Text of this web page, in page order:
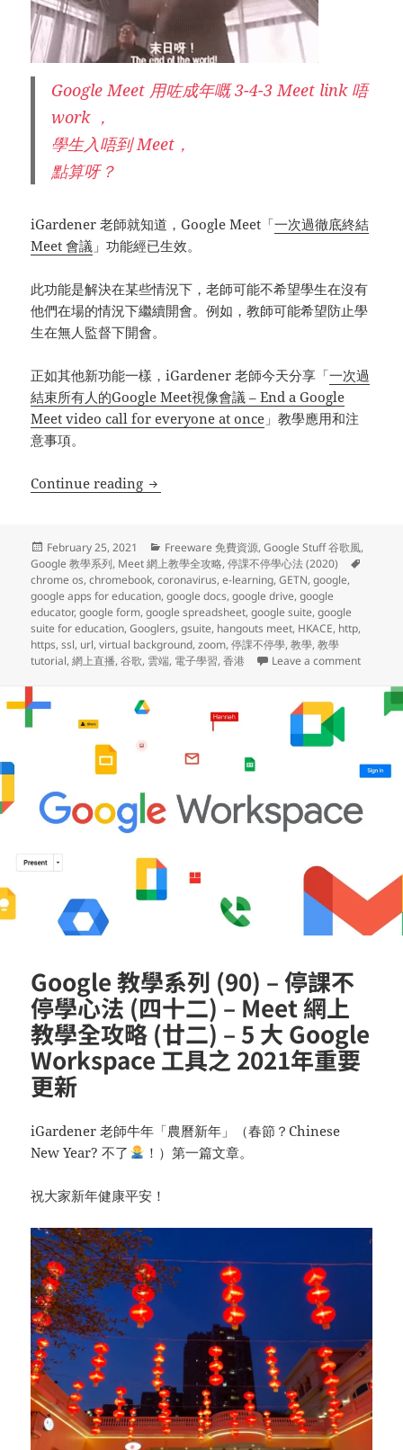
Google Meet 用咗成年嘅 3-4-3 Meet link 唔
work ，
學生入唔到 Meet，
點算呀？
iGardener 老師就知道，Google Meet「一次過徹底終結
Meet 會議 」功能經已生效。
此功能是解決在某些情況下，老師可能不希望學生在沒有
他們在場的情況下繼續開會。例如，教師可能希望防止學
生在無人監督下開會。
正如其他新功能一樣，iGardener 老師今天分享「一次過
結束所有人的Google Meet視像會議 – End a Google
Meet video call for everyone at once 」教學應用和注
意事項。
Continue reading Google 教學系列 (92) – 停課不停學心法
Posted
on
February 25, 2021 Categories
Freeware 免費資源,Google Stuff 谷歌風,
Google 教學系列, Meet 網上教學全攻略,停課不停學心法 (2020)
chrome os,chromebook,coronavirus,e-learning,GETN,google,
google apps for education,google docs,google drive,google
educator,google form,google spreadsheet,google suite,google
suite for education,Googlers,gsuite, hangouts meet, HKACE, http,
https,ssl, url,virtual background,zoom,停課不停學,教學,教學
tutorial,網上直播,谷歌, 雲端, 電子學習,香港 Leave a commenton
Google 教學系列 (90) – 停課不
停學心法 (四十二) – Meet 網上
教學全攻略 (廿二) – 5 大 Google
Workspace 工具之 2021年重要
更新
iGardener 老師牛年「農曆新年」（春節？Chinese
New Year? 不了
！）第一篇文章。
祝大家新年健康平安！